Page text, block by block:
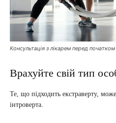
Консультація з лікарем перед
Врахуйте свій тип
Те, що підходить екстраверту,
інтроверта.